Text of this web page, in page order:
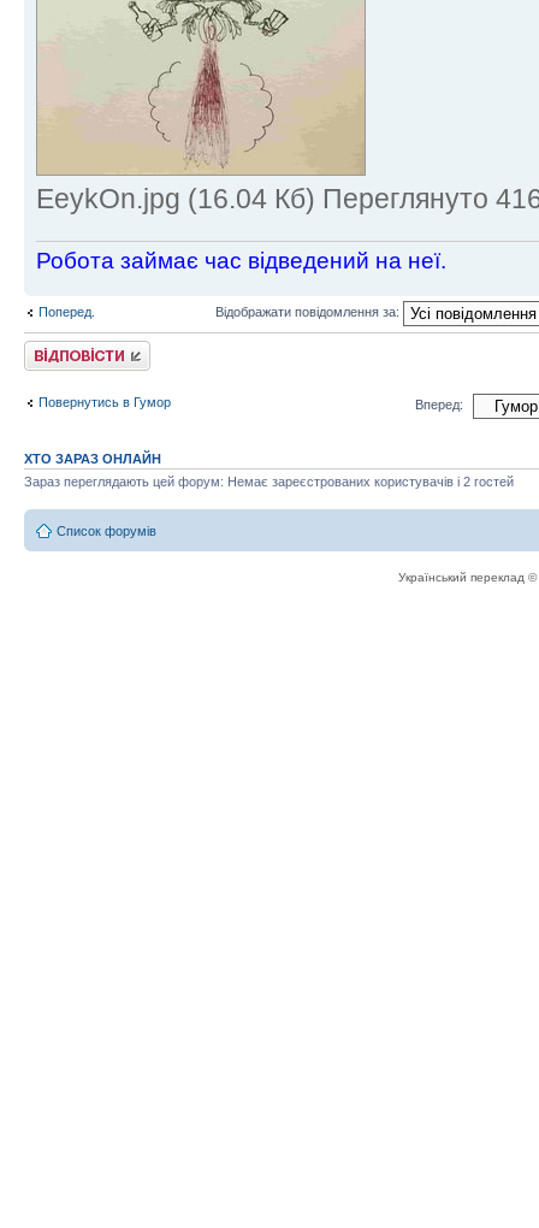
EeykOn.jpg (16.04 Кб) Переглянуто
Робота займає час відведений на неї.
Поперед. Відображати повідомлення за:
Відповісти
Повернутись в Гумор Вперед:
ХТО ЗАРАЗ ОНЛАЙН
Зараз переглядають цей форум: Немає зареєстрованих користувачів і 2 гостей
Список форумів
Український переклад